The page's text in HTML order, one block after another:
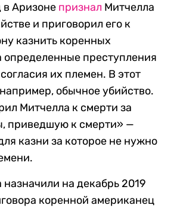
в Аризоне признал Митчелла
и приговорил его к
казнить коренных
определенные преступления
их племен. В этот
обычное убийство.
Митчелла к смерти за
приведшую к смерти» —
казни за которое не нужно
на декабрь 2019
коренной американец